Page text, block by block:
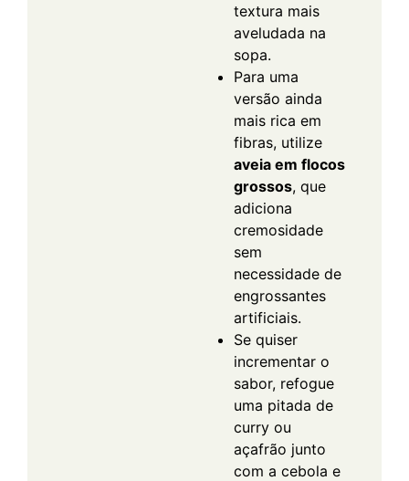
textura mais
aveludada na
sopa.
Para uma
versão ainda
mais rica em
fibras, utilize
aveia em flocos
grossos, que
adiciona
cremosidade
sem
necessidade de
engrossantes
artificiais.
Se quiser
incrementar o
sabor, refogue
uma pitada de
curry ou
açafrão junto
com a cebola e